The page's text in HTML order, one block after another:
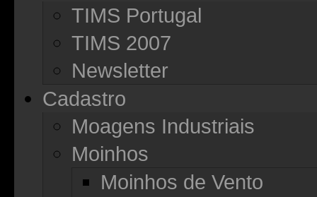
TIMS Portugal
TIMS 2007
Newsletter
Cadastro
Moagens Industriais
Moinhos
Moinhos de Vento